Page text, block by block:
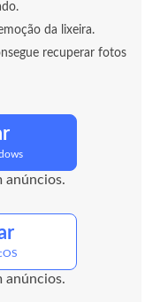
da lixeira.
recuperar fotos
anúncios.
anúncios.